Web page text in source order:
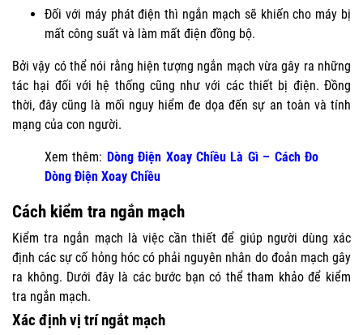
Đối với máy phát điện thì ngắn mạch sẽ khiến cho máy bị
mất công suất và làm mất điện đồng bộ.
Bởi vậy có thể nói rằng hiện tượng ngắn mạch vừa gây ra những
tác hại đối với hệ thống cũng như với các thiết bị điện. Đồng
thời, đây cũng là mối nguy hiểm đe dọa đến sự an toàn và tính
mạng của con người.
Xem thêm: Dòng Điện Xoay Chiều Là Gì– Cách Đo
Dòng Điện Xoay Chiều
Cách kiểm tra ngắn mạch
Kiểm tra ngắn mạch là việc cần thiết để giúp người dùng xác
định các sự cố hỏng hóc có phải nguyên nhân do đoản mạch gây
ra không. Dưới đây là các bước bạn có thể tham khảo để kiểm
tra ngắn mạch.
Xác định vị trí ngắt mạch